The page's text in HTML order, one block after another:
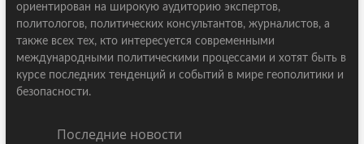
ориентирован на широкую аудиторию экспертов,
политологов, политических консультантов, журналистов, а
также всех тех, кто интересуется современными
международными политическими процессами и хотят быть в
курсе последних тенденций и событий в мире геополитики и
безопасности.
Последние новости